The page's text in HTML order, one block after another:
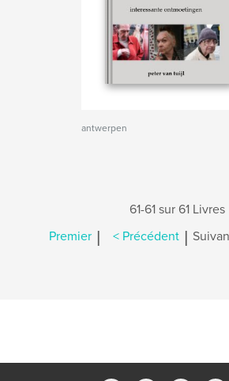
antwerpen
61-61 sur 61 Livres
Premier | < Précédent |